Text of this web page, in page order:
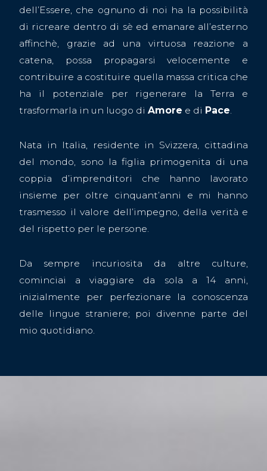
dell’Essere, che ognuno di noi ha la possibilità
di ricreare dentro di sè ed emanare all’esterno
affinchè, grazie ad una virtuosa reazione a
catena, possa propagarsi velocemente e
contribuire a costituire quella massa critica che
ha il potenziale per rigenerare la Terra e
trasformarla in un luogo di Amore e di Pace.
Nata in Italia, residente in Svizzera, cittadina
del mondo, sono la figlia primogenita di una
coppia d’imprenditori che hanno lavorato
insieme per oltre cinquant’anni e mi hanno
trasmesso il valore dell’impegno, della verità e
del rispetto per le persone.
Da sempre incuriosita da altre culture,
cominciai a viaggiare da sola a 14 anni,
inizialmente per perfezionare la conoscenza
delle lingue straniere; poi divenne parte del
mio quotidiano.